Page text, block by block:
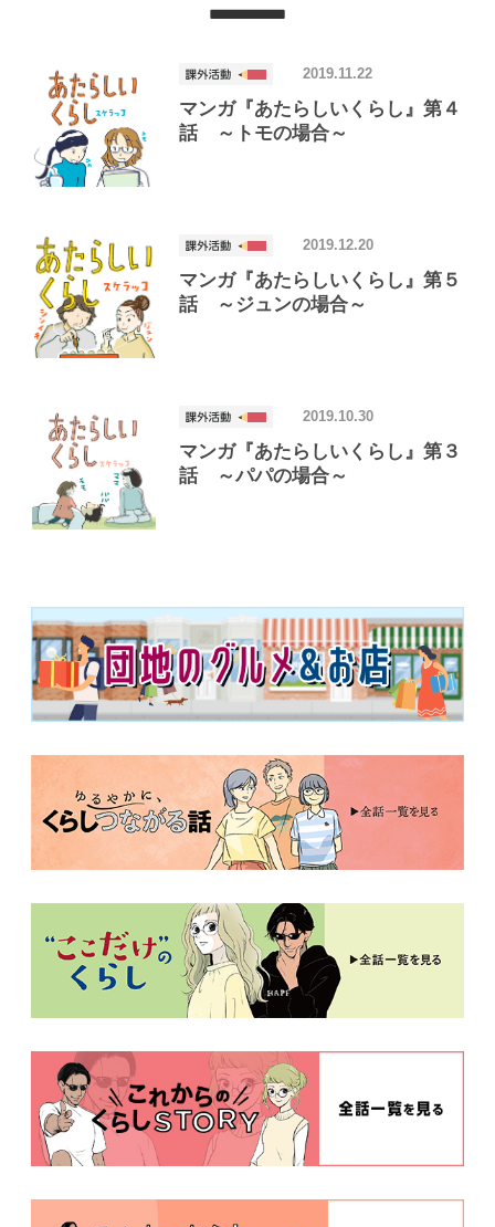
マンガ『あたらしいくらし』第４
話 ～トモの場合～
2019.11.22
マンガ『あたらしいくらし』第５
話 ～ジュンの場合～
2019.12.20
マンガ『あたらしいくらし』第３
話 ～パパの場合～
2019.10.30